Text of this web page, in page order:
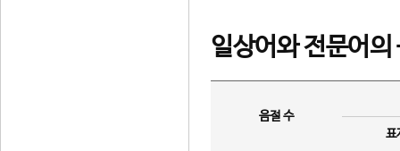
일상어와 전문어의
음절 수
표